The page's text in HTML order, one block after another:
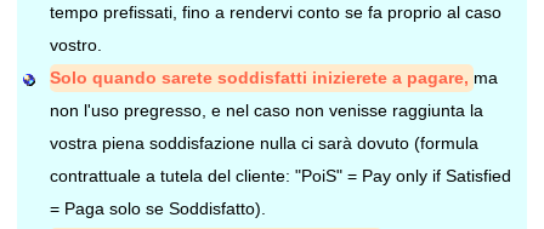
tempo prefissati, fino a rendervi conto se fa proprio al caso
vostro.
Solo quando sarete soddisfatti inizierete a pagare, ma
non l'uso pregresso, e nel caso non venisse raggiunta la
vostra piena soddisfazione nulla ci sarà dovuto (formula
contrattuale a tutela del cliente: "PoiS" = Pay only if Satisfied
= Paga solo se Soddisfatto).